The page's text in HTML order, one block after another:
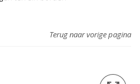
Terug naar vorige pagina